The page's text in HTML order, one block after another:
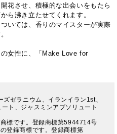
花させ、積極的な出会いをもたら
ら沸き立たせてくれます。
いては、香りのマイスターが実際
女性に、「Make Love for
ゼラニウム、イランイラン1st、
ト、ジャスミンアブソリュート
標です。登録商標第5944714号
登録商標です。登録商標第